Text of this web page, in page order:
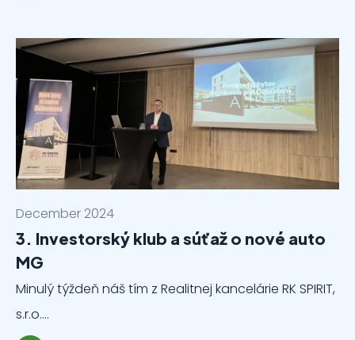
December 2024
3. Investorský klub a súťaž o nové auto
MG
Minulý týždeň náš tím z Realitnej kancelárie RK SPIRIT,
s.r.o.…